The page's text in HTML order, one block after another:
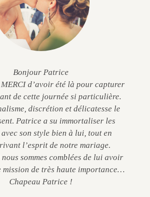
Bonjour Patrice
MERCI d’avoir été là pour capturer
de cette journée si particulière.
discrétion et délicatesse le
Patrice a su immortaliser les
avec son style bien à lui, tout en
l’esprit de notre mariage.
sommes comblées de lui avoir
mission de très haute importance…
Chapeau Patrice !